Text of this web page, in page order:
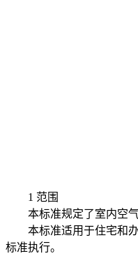
1 范围
本标准规定了室内空气
本标准适用于住宅和办
标准执行。